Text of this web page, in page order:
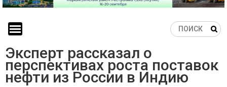
Эксперт рассказал о
перспективах роста поставок
нефти из России в Индию